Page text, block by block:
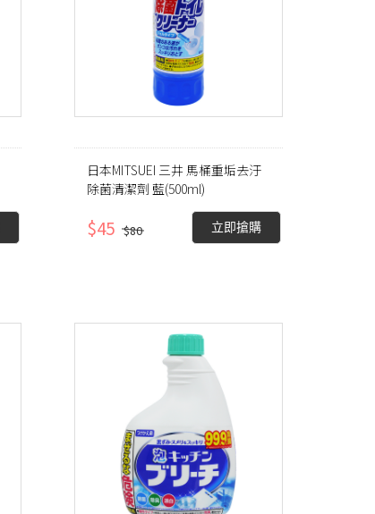
日本MITSUEI 三井 馬桶重垢去汙
除菌清潔劑 藍(500ml)
$45 $80 立即搶購